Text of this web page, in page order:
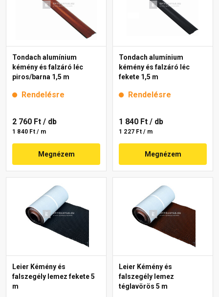
Tondach alumínium
kémény és falzáró léc
piros/barna 1,5 m
Rendelésre
2 760 Ft / db
1 840 Ft / m
Megnézem
Tondach alumínium
kémény és falzáró léc
fekete 1,5 m
Rendelésre
1 840 Ft / db
1 227 Ft / m
Megnézem
Leier Kémény és
falszegély lemez fekete 5
m
Leier Kémény és
falszegély lemez
téglavörös 5 m